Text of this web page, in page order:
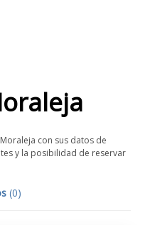
con sus datos de
y la posibilidad de reservar
(0)